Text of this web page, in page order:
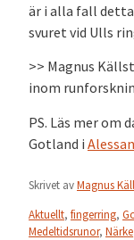
är i alla fall
svuret vid Ulls
>> Magnus
inom
PS. Läs mer om
Gotland i
Skrivet avMagnus
Aktuellt, fingerring,
Medeltidsrunor, Närke